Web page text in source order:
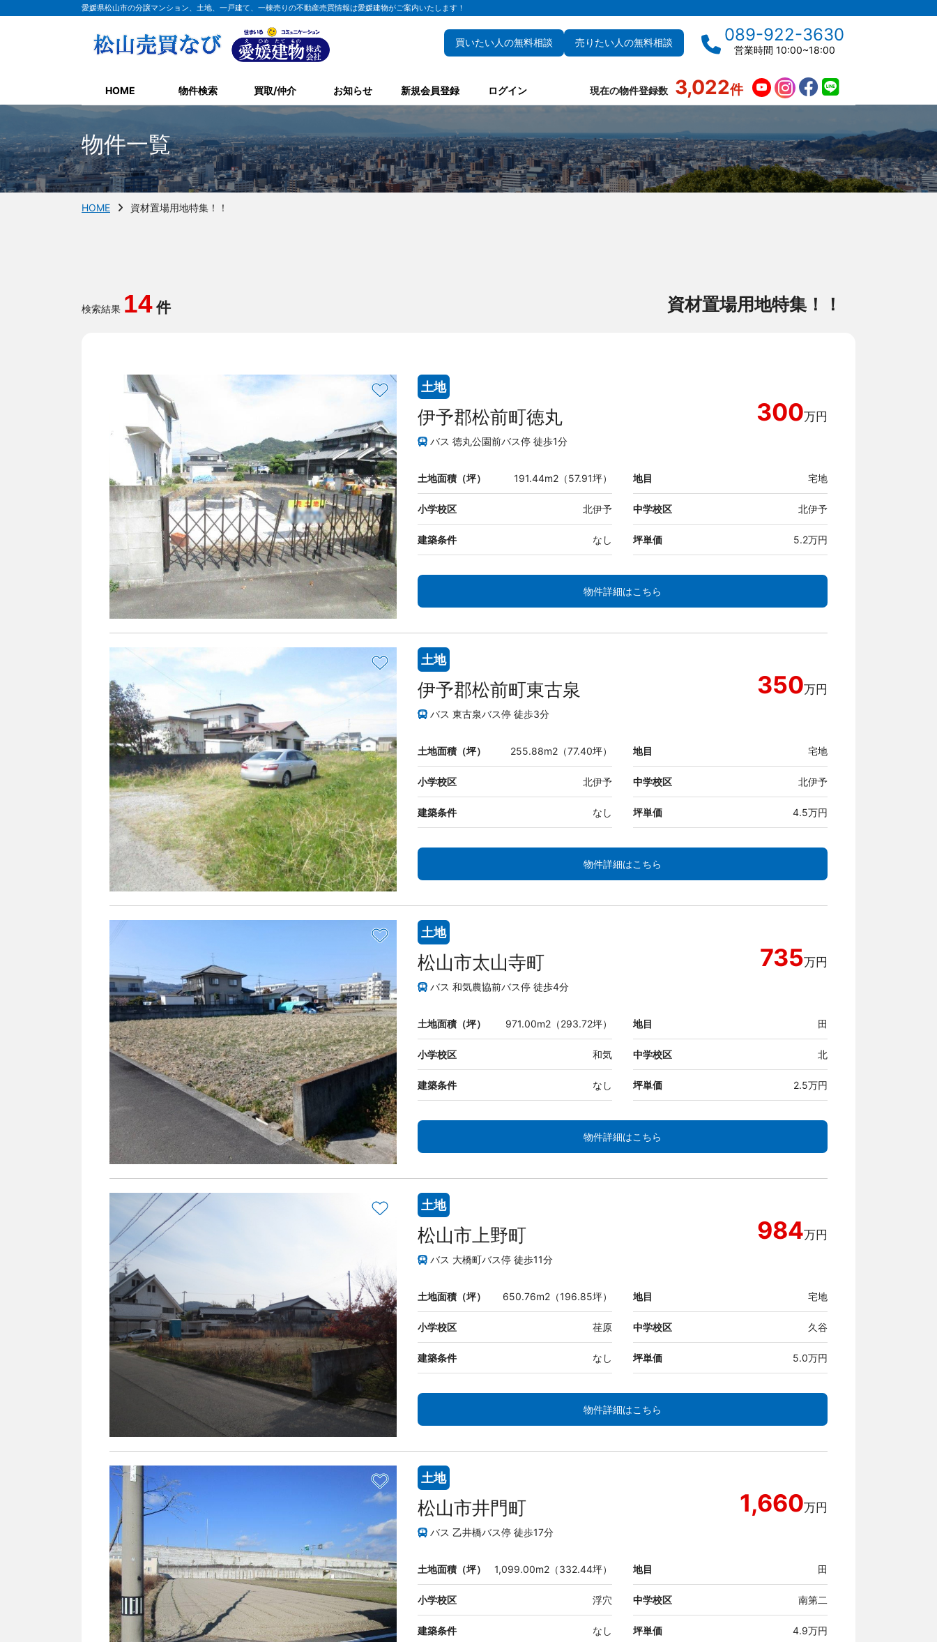
愛媛県松山市の分譲マンション、土地、一戸建て、一棟売りの不動産売買情報は愛媛建物がご案内いたします！
買いたい人の無料相談 売りたい人の無料相談 089-922-3630
営業時間 10:00~18:00
HOME 物件検索 買取/仲介 お知らせ 新規会員登録 ログイン 現在の物件登録数 3,022件
物件一覧
HOME 資材置場用地特集！！
検索結果 14件 資材置場用地特集！！
土地
伊予郡松前町徳丸
バス 徳丸公園前バス停 徒歩1分
300万円
土地面積（坪） 191.44m2（57.91坪）
小学校区 北伊予
建築条件 なし
地目 宅地
中学校区 北伊予
坪単価 5.2万円
物件詳細はこちら
土地
伊予郡松前町東古泉
バス 東古泉バス停 徒歩3分
350万円
土地面積（坪） 255.88m2（77.40坪）
小学校区 北伊予
建築条件 なし
地目 宅地
中学校区 北伊予
坪単価 4.5万円
物件詳細はこちら
土地
松山市太山寺町
バス 和気農協前バス停 徒歩4分
735万円
土地面積（坪） 971.00m2（293.72坪）
小学校区 和気
建築条件 なし
地目 田
中学校区 北
坪単価 2.5万円
物件詳細はこちら
土地
松山市上野町
バス 大橋町バス停 徒歩11分
984万円
土地面積（坪） 650.76m2（196.85坪）
小学校区 荏原
建築条件 なし
地目 宅地
中学校区 久谷
坪単価 5.0万円
物件詳細はこちら
土地
松山市井門町
バス 乙井橋バス停 徒歩17分
1,660万円
土地面積（坪） 1,099.00m2（332.44坪）
小学校区 浮穴
建築条件 なし
地目 田
中学校区 南第二
坪単価 4.9万円